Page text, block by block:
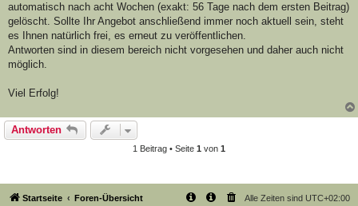
automatisch nach acht Wochen (exakt: 56 Tage nach dem ersten Beitrag)
gelöscht. Sollte Ihr Angebot anschließend immer noch aktuell sein, steht
es Ihnen natürlich frei, es erneut zu veröffentlichen.
Antworten sind in diesem bereich nicht vorgesehen und daher auch nicht
möglich.
Viel Erfolg!
Antworten
1 Beitrag • Seite 1 von 1
Startseite Foren-Übersicht Alle Zeiten sind UTC+02:00